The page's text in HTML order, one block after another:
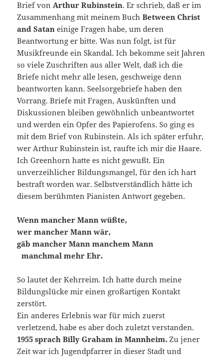
Brief vonArthur Rubinstein. Er schrieb, daß er im
Zusammenhang mit meinem BuchBetween Christ
and Satan einige Fragen habe, um deren
Beantwortung er bitte. Was nun folgt, ist für
Musikfreunde ein Skandal. Ich bekomme seit Jahren
so viele Zuschriften aus aller Welt, daß ich die
Briefe nicht mehr alle lesen, geschweige denn
beantworten kann. Seelsorgebriefe haben den
Vorrang. Briefe mit Fragen, Auskünften und
Diskussionen bleiben gewöhnlich unbeantwortet
und werden ein Opfer des Papierofens. So ging es
mit dem Brief von Rubinstein. Als ich später erfuhr,
wer Arthur Rubinstein ist, raufte ich mir die Haare.
Ich Greenhorn hatte es nicht gewußt. Ein
unverzeihlicher Bildungsmangel, für den ich hart
bestraft worden war. Selbstverständlich hätte ich
diesem berühmten Pianisten Antwort gegeben.
Wenn mancher Mann wüßte,
wer mancher Mann wär,
gäb mancher Mann manchem Mann
manchmal mehr Ehr.
So lautet der Kehrreim. Ich hatte durch meine
Bildungslücke mir einen großartigen Kontakt
zerstört.
Ein anderes Erlebnis war für mich zuerst
verletzend, habe es aber doch zuletzt verstanden.
1955 sprach Billy Graham in Mannheim. Zu jener
Zeit war ich Jugendpfarrer in dieser Stadt und